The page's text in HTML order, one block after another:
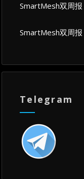
SmartMesh双周
SmartMesh双周
Telegram